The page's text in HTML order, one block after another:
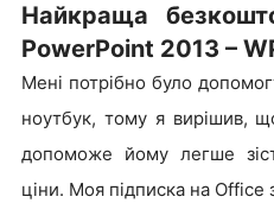
Найкраща
PowerPoint 2013 –
Мені потрібно було
ноутбук, тому я вирішив,
допоможе йому легше
ціни. Моя підписка на Office